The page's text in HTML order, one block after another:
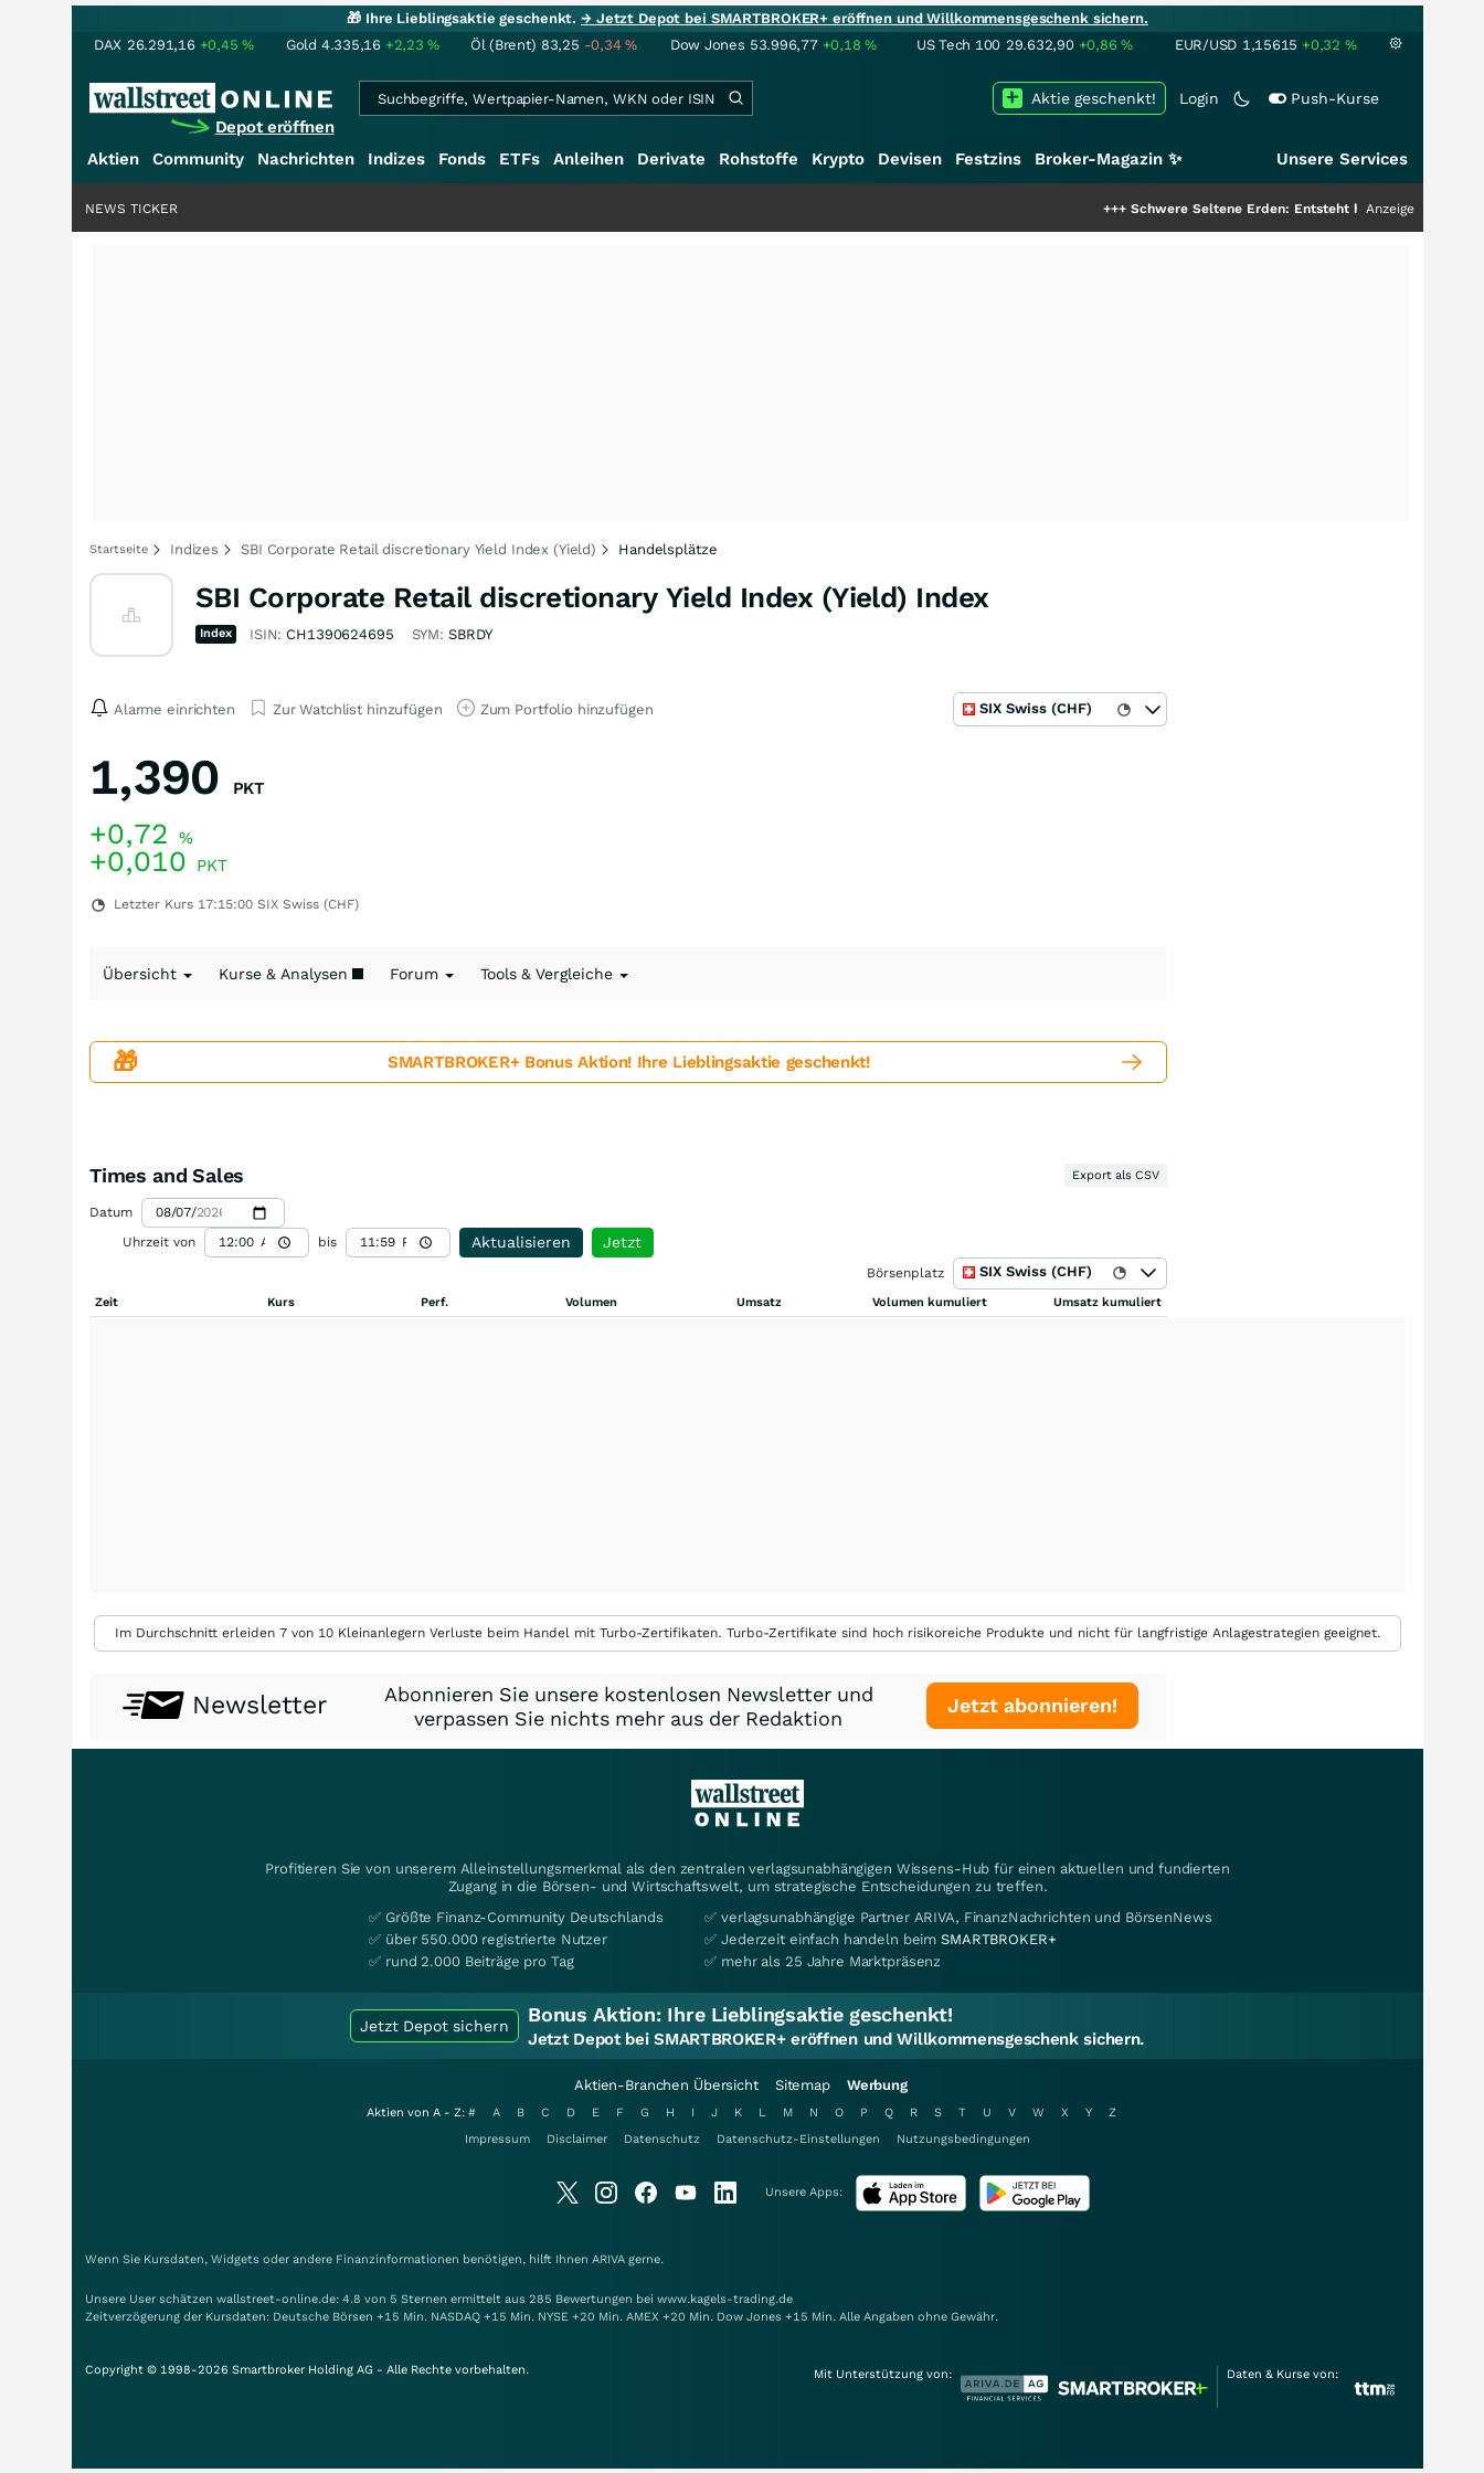
🎁 Ihre Lieblingsaktie geschenkt.→ Jetzt Depot bei SMARTBROKER+ eröffnen und Willkommensgeschenk sichern.
DAX 26.291,16 +0,45% Gold 4.335,16 +2,23% Öl (Brent) 83,25 -0,34% Dow Jones 53.996,77 +0,18% US Tech 100 29.632,90 +0,86% EUR/USD 1,15615 +0,32 %
Depot eröffnen
Login Push-Kurse
Aktie geschenkt!
Aktien Community Nachrichten Indizes Fonds ETFs Anleihen Derivate Rohstoffe Krypto Devisen Festzins Broker-Magazin ✨ Unsere Services
Schwere Seltene Erden: Entsteht hier die nächste
Anzeige
NEWS TICKER
Startseite Indizes SBI Corporate Retail discretionary Yield Index (Yield) Handelsplätze
SBI Corporate Retail discretionary Yield Index (Yield) Index
Index ISIN: CH1390624695 SYM: SBRDY
Alarme einrichten Zur Watchlist hinzufügen Zum Portfolio hinzufügen SIX Swiss (CHF)
1,390 PKT
+0,72 %
+0,010 PKT
Letzter Kurs 17:15:00 SIX Swiss (CHF)
Übersicht Kurse & Analysen Forum Tools & Vergleiche
🎁 SMARTBROKER+ Bonus Aktion! Ihre Lieblingsaktie geschenkt!
Times and Sales Export als CSV
Datum
Uhrzeit von
bis Aktualisieren Jetzt
Börsenplatz SIX Swiss (CHF)
Zeit Kurs Perf. Volumen Umsatz Volumen kumuliert Umsatz kumuliert
Im Durchschnitt erleiden 7 von 10 Kleinanlegern Verluste beim Handel mit Turbo-Zertifikaten. Turbo-Zertifikate sind hoch risikoreiche Produkte und nicht für langfristige Anlagestrategien geeignet.
Newsletter
Abonnieren Sie unsere kostenlosen Newsletter und
verpassen Sie nichts mehr aus der Redaktion
Jetzt abonnieren!
Profitieren Sie von unserem Alleinstellungsmerkmal als den zentralen verlagsunabhängigen Wissens-Hub für einen aktuellen und fundierten
Zugang in die Börsen- und Wirtschaftswelt, um strategische Entscheidungen zu treffen.
✅ Größte Finanz-Community Deutschlands
✅ über 550.000 registrierte Nutzer
✅ rund 2.000 Beiträge pro Tag
✅ verlagsunabhängige Partner ARIVA, FinanzNachrichten und BörsenNews
✅ Jederzeit einfach handeln beimSMARTBROKER+
✅ mehr als 25 Jahre Marktpräsenz
Jetzt Depot sichern Bonus Aktion: Ihre Lieblingsaktie geschenkt!
Jetzt Depot bei SMARTBROKER+ eröffnen und Willkommensgeschenk sichern.
Aktien-Branchen Übersicht Sitemap Werbung
Aktien von A - Z: # A B C D E F G H I J K L M N O P Q R S T U V W X Y
Z
Impressum
Disclaimer Datenschutz Datenschutz-Einstellungen Nutzungsbedingungen
Unsere Apps:
Wenn Sie Kursdaten, Widgets oder andere Finanzinformationen benötigen, hilft Ihnen ARIVA gerne.
Unsere User schätzen wallstreet-online.de: 4.8 von 5 Sternen ermittelt aus 285 Bewertungen bei www.kagels-trading.de
Zeitverzögerung der Kursdaten: Deutsche Börsen +15 Min. NASDAQ +15 Min. NYSE +20 Min. AMEX +20 Min. Dow Jones +15 Min. Alle Angaben ohne Gewähr.
Copyright © 1998-2026 Smartbroker Holding AG - Alle Rechte vorbehalten. Mit Unterstützung von: Daten & Kurse von: